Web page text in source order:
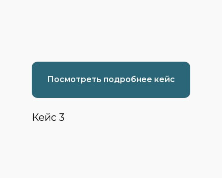
Посмотреть подробнее кейс
Кейс 3